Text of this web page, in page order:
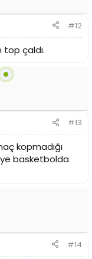
#12
top çaldı.
#13
kopmadığı
basketbolda
#14